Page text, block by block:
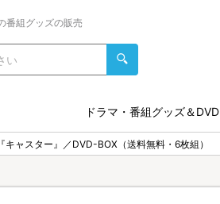
番組グッズの販売
ドラマ・番組グッズ＆DVD
キャスター』／DVD-BOX（送料無料・6枚組）